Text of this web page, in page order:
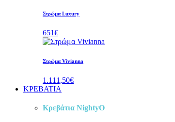
Στρώμα Luxury
651€
Στρώμα Vivianna
1.111,50€
ΚΡΕΒΑΤΙΑ
Κρεβάτια NightyO